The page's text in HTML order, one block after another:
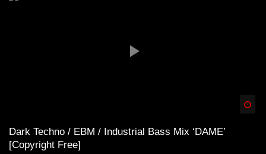
Dark Techno / EBM / Industrial Bass Mix ‘DAME’
[Copyright Free]